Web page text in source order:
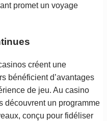
promet un voyage
créent une
bénéficient d’avantages
de jeu. Au casino
découvrent un programme
conçu pour fidéliser